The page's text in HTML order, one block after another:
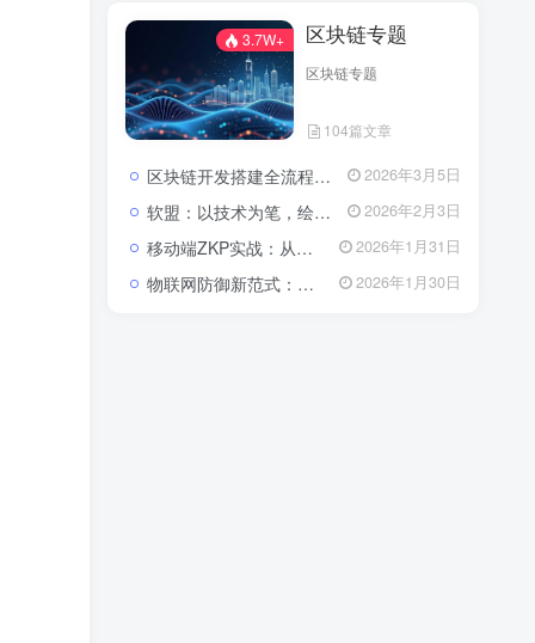
3.7W+ 区块链专题
区块链专题
104篇文章
区块链开发搭建全流程与成本解析：从架构设计到落地的系统性指南 2026年3月5日
软盟：以技术为笔，绘就数字经济新蓝图——全栈开发服务赋能企业数字化转型 2026年2月3日
移动端ZKP实战：从算法瓶颈到体验优化的全栈开发指南 2026年1月31日
物联网防御新范式：基于区块链与CSA 2.0的主动免疫体系 2026年1月30日